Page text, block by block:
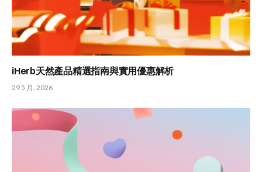
iHerb天然產品精選指南與實用優惠解析
29 5 月, 2026